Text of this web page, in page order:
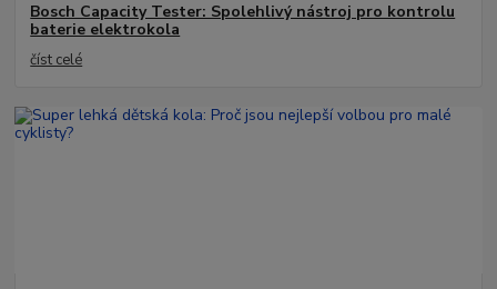
Bosch Capacity Tester: Spolehlivý nástroj pro kontrolu
baterie elektrokola
číst celé